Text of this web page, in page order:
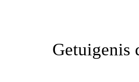
Getuigenis